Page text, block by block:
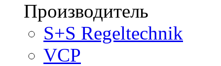
Производитель
S+S Regeltechnik
VCP